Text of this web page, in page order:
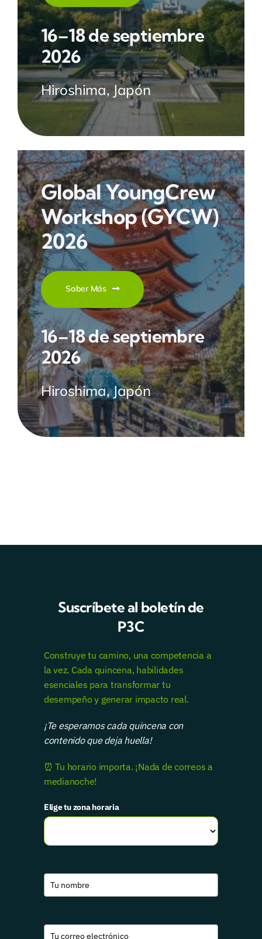
16–18 de septiembre
2026
Hiroshima, Japón
Global YoungCrew
Workshop(GYCW)
2026
Saber Más
16–18 de septiembre
2026
Hiroshima, Japón
Suscríbete al boletín de
P3C
Construye tu camino, una competencia a
la vez. Cada quincena, habilidades
esenciales para transformar tu
desempeño y generar impacto real.
¡Te esperamos cada quincena con
contenido que deja huella!
⏰ Tu horario importa. ¡Nada de correos a
medianoche!
Elige tu zona horaria